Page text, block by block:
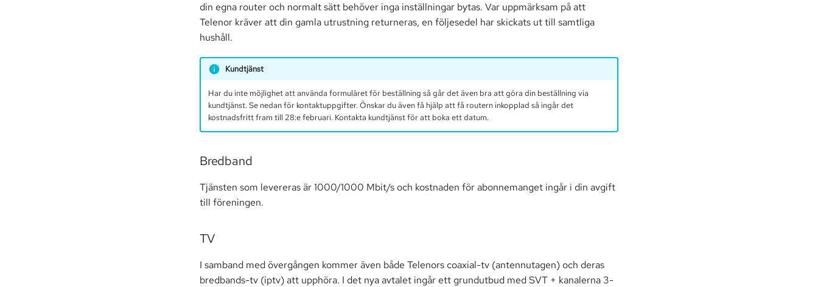
din egna router och normalt sätt behöver inga inställningar bytas. Var uppmärksam på att
Telenor kräver att din gamla utrustning returneras, en följesedel har skickats ut till samtliga
hushåll.
Kundtjänst
Har du inte möjlighet att använda formuläret för beställning så går det även bra att göra din beställning via
kundtjänst. Se nedan för kontaktuppgifter. Önskar du även få hjälp att få routern inkopplad så ingår det
kostnadsfritt fram till 28:e februari. Kontakta kundtjänst för att boka ett datum.
Bredband
Tjänsten som levereras är 1000/1000 Mbit/s och kostnaden för abonnemanget ingår i din avgift
till föreningen.
TV
I samband med övergången kommer även både Telenors coaxial-tv (antennutagen) och deras
bredbands-tv (iptv) att upphöra. I det nya avtalet ingår ett grundutbud med SVT + kanalerna 3-